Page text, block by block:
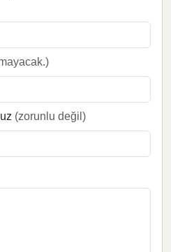
(zorunlu değil)